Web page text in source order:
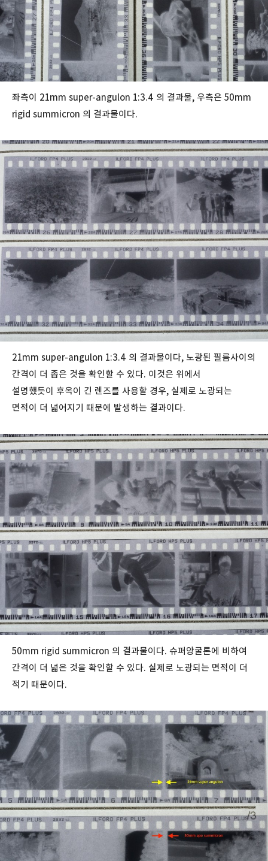
좌측이 21mm super-angulon 1:3.4 의 결과물, 우측은 50mm
rigid summicron 의 결과물이다.
21mm super-angulon 1:3.4 의 결과물이다, 노광된 필름사이의
간격이 더 좁은 것을 확인할 수 있다. 이것은 위에서
설명했듯이 후옥이 긴 렌즈를 사용할 경우, 실제로 노광되는
면적이 더 넓어지기 때문에 발생하는 결과이다.
50mm rigid summicron 의 결과물이다. 슈퍼앙굴론에 비하여
간격이 더 넓은 것을 확인할 수 있다. 실제로 노광되는 면적이 더
적기 때문이다.